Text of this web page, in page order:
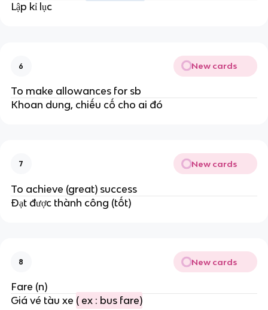
Lập kỉ lục
6 New cards
To make allowances for sb
Khoan dung, chiếu cố cho ai đó
7 New cards
To achieve (great) success
Đạt được thành công (tốt)
8 New cards
Fare (n)
Giá vé tàu xe ( ex : bus fare)